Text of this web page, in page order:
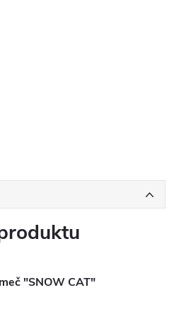
"SNOW CAT"